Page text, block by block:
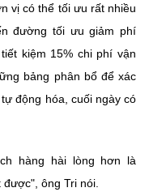
vị có thể tối ưu rất nhiều
đường tối ưu giảm phí
kiệm 15% chi phí vận
bảng phân bổ để xác
động hóa, cuối ngày có
hàng hài lòng hơn là
ông Tri nói.